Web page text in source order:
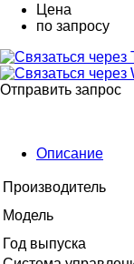
Цена
по запросу
Отправить запрос
Описание
Производитель
Модель
Год выпуска